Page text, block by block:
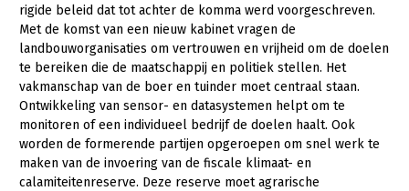
rigide beleid dat tot achter de komma werd voorgeschreven.
Met de komst van een nieuw kabinet vragen de
landbouworganisaties om vertrouwen en vrijheid om de doelen
te bereiken die de maatschappij en politiek stellen. Het
vakmanschap van de boer en tuinder moet centraal staan.
Ontwikkeling van sensor- en datasystemen helpt om te
monitoren of een individueel bedrijf de doelen haalt. Ook
worden de formerende partijen opgeroepen om snel werk te
maken van de invoering van de fiscale klimaat- en
calamiteitenreserve. Deze reserve moet agrarische